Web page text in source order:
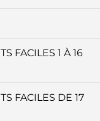
FACILES 1 À 16
FACILES DE 17